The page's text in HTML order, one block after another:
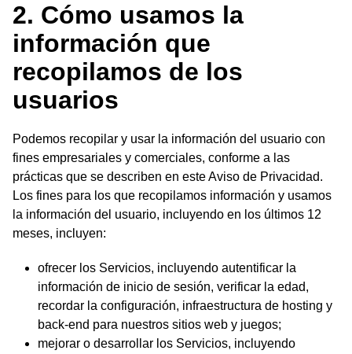
2. Cómo usamos la
información que
recopilamos de los
usuarios
Podemos recopilar y usar la información del usuario con
fines empresariales y comerciales, conforme a las
prácticas que se describen en este Aviso de Privacidad.
Los fines para los que recopilamos información y usamos
la información del usuario, incluyendo en los últimos 12
meses, incluyen:
ofrecer los Servicios, incluyendo autentificar la
información de inicio de sesión, verificar la edad,
recordar la configuración, infraestructura de hosting y
back-end para nuestros sitios web y juegos;
mejorar o desarrollar los Servicios, incluyendo